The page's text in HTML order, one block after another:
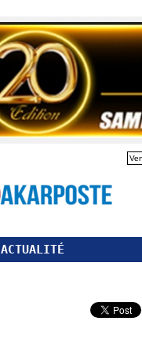
ACTUALITÉ